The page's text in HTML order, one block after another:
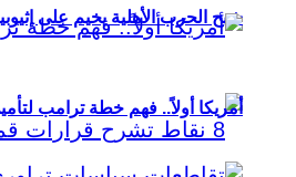
شبح الحرب الأهلية يخيم على
أمريكا أولاً.. فهم خطة ترامب